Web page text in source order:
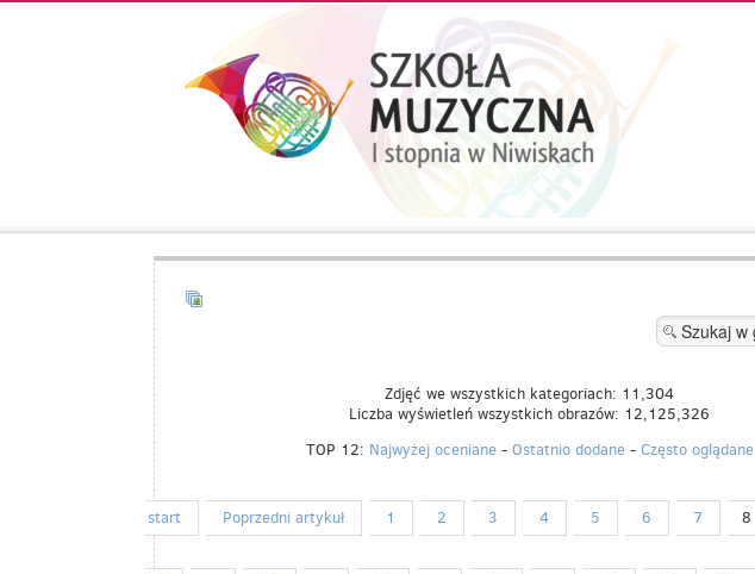
Zdjęć we wszystkich kategoriach: 11,304
Liczba wyświetleń wszystkich obrazów: 12,125,326
TOP 12: Najwyżej oceniane- Ostatnio dodane- Często oglądane
start Poprzedni artykuł 1 2 3 4 5 6 7 8